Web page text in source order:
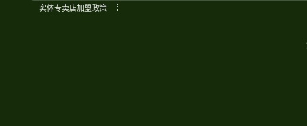
实体专卖店加盟政策